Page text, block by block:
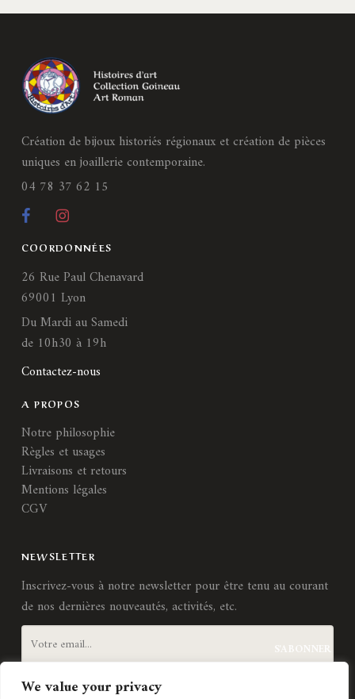
We value your privacy
Création de bijoux historiés régionaux et création de pièces
uniques en joaillerie contemporaine.
04 78 37 62 15
COORDONNÉES
26 Rue Paul Chenavard
69001 Lyon
Du Mardi au Samedi
de 10h30 à 19h
Contactez-nous
A PROPOS
Notre philosophie
Règles et usages
Livraisons et retours
Mentions légales
CGV
NEWSLETTER
Inscrivez-vous à notre newsletter pour être tenu au courant
de nos dernières nouveautés, activités, etc.